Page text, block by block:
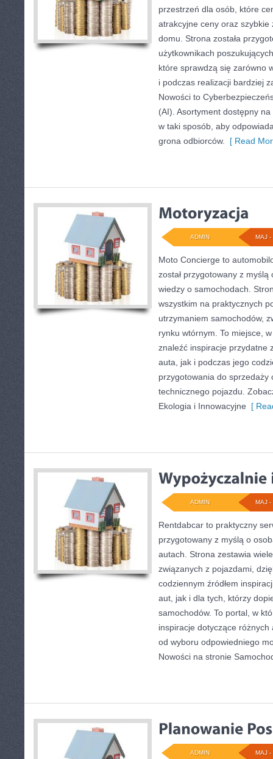
przestrzeń dla osób, które
atrakcyjne ceny oraz
domu. Strona została
użytkownikach
które sprawdzą się zarówno
i podczas realizacji bardziej
Nowości to
(AI). Asortyment dostępny
w taki sposób, aby
grona odbiorców.
[ Read
MAJ -
ADMIN
Moto Concierge to
został przygotowany z
wiedzy o samochodach.
wszystkim na praktycznych
utrzymaniem samochodów,
rynku wtórnym. To miejsce,
znaleźć inspiracje przydatne
auta, jak i podczas jego
przygotowania do sprzedaży
technicznego pojazdu.
Ekologia i Innowacyjne [
MAJ -
ADMIN
Rentdabcar to praktyczny
przygotowany z myślą o
autach. Strona zestawia
związanych z pojazdami,
codziennym źródłem
aut, jak i dla tych, którzy
samochodów. To portal, w
inspiracje dotyczące
od wyboru odpowiedniego
Nowości na stronie
MAJ -
ADMIN